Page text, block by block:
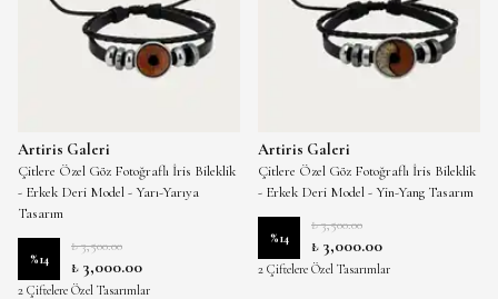
Artiris Galeri
Çitlere Özel Göz Fotoğraflı İris Bileklik
- Erkek Deri Model - Yarı-Yarıya
Tasarım
%14
₺ 3,500.00
₺ 3,000.00
2 Çiftelere Özel Tasarımlar
Artiris Galeri
Çitlere Özel Göz Fotoğraflı İris Bileklik
- Erkek Deri Model - Yin-Yang Tasarım
%14
₺ 3,500.00
₺ 3,000.00
2 Çiftelere Özel Tasarımlar